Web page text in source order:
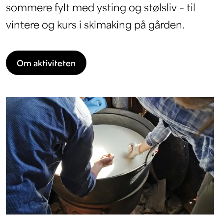
sommere fylt med ysting og stølsliv – til
vintere og kurs i skimaking på gården.
Om aktiviteten